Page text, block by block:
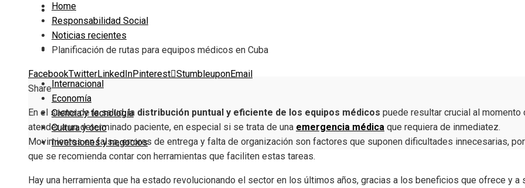
Cultura y ocio
Inversiones y negocios
Internacional
Economía
Ciencia y tecnología
Cultura y ocio
Inversiones y negocios
Home
Responsabilidad Social
Noticias recientes
Planificación de rutas para equipos médicos en Cuba
FacebookTwitterLinkedInPinterest StumbleuponEmail
Share
En el sector de la salud, la distribución puntual y eficiente de los equipos médicos puede resultar crucial al momento
atender a un determinado paciente, en especial si se trata de una emergencia médica que requiera de inmediatez.
Movimientos en falso, errores de entrega y falta de organización son factores que suponen dificultades innecesarias,
que se recomienda contar con herramientas que faciliten estas tareas.
Hay una herramienta que ha estado revolucionando el sector en los últimos años, gracias a los beneficios que ofrece y a